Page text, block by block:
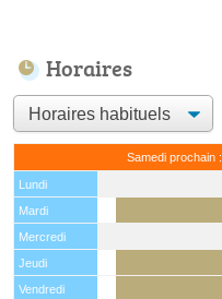
Horaires
Samedi prochain :
Lundi
Mardi
Mercredi
Jeudi
Vendredi